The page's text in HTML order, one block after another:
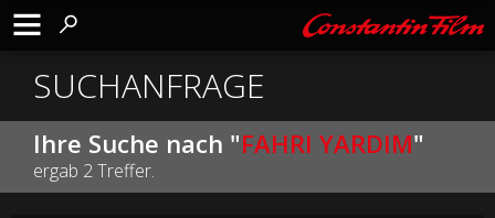
SUCHANFRAGE
Ihre Suche nach "FAHRI YARDIM"
ergab 2 Treffer.